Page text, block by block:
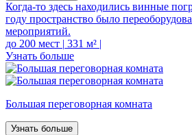
Когда-то здесь находились винные
году пространство было
мероприятий.
до 200 мест | 331 м² |
Узнать больше
Большая переговорная комната
Узнать больше